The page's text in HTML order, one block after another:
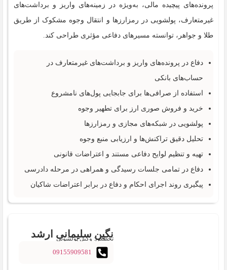
پرونده‌های پیچیده مالی، به‌ویژه در زمینه‌های واریز و برداشت‌های
غیرمتعارف، پولشویی در رمزارزها و انتقال وجوه مشکوک از طریق
طلا و جواهر، توانسته مسیرهای دفاعی مؤثری طراحی کند.
دفاع در پرونده‌های واریز و برداشت‌های غیرمتعارف در
حساب‌های بانکی
استفاده از صرافی‌ها برای جابجایی پول‌های نامشروع
خرید و فروش صوری ارز برای تطهیر وجوه
پولشویی در شبکه‌های مجازی و رمزارزها
تحلیل دقیق تراکنش‌ها و ارزیابی منبع وجوه
تهیه و تنظیم لوایح دفاعی مستند و اعتراضات قانونی
دفاع در تمامی جلسات رسیدگی و همراهی در مرحله دادرسی
پیگیری روند اجرای احکام و دفاع در برابر اعتراضات شاکیان
نگین سلیمانی ارشد
تخصص: وکیل پولشویی
09155909581